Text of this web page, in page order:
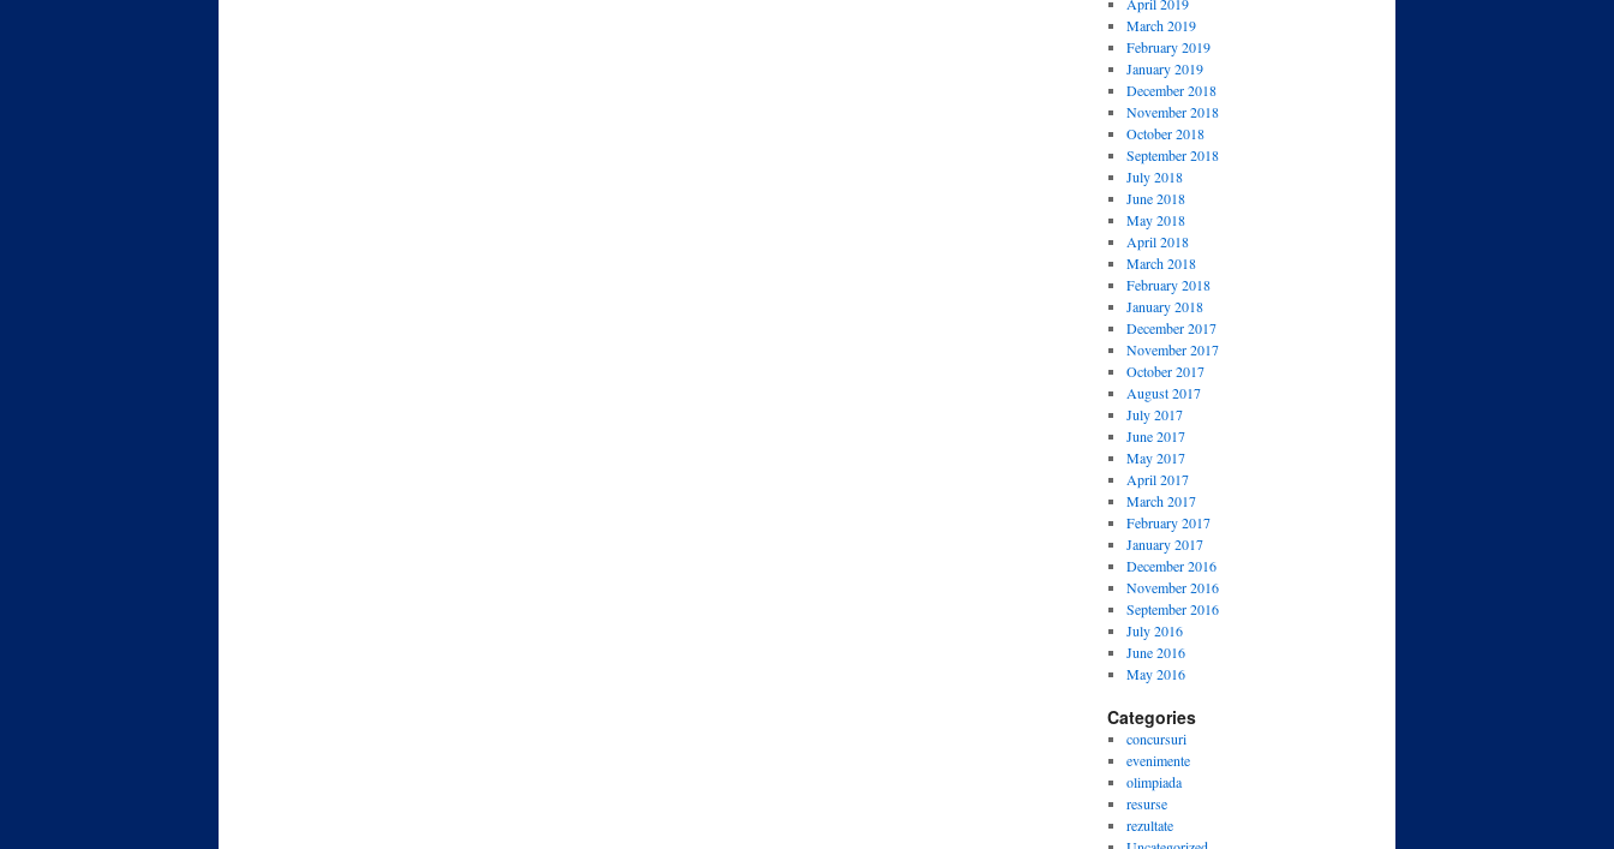
March 2019
February 2019
January 2019
December 2018
November 2018
October 2018
September 2018
July 2018
June 2018
May 2018
April 2018
March 2018
February 2018
January 2018
December 2017
November 2017
October 2017
August 2017
July 2017
June 2017
May 2017
April 2017
March 2017
February 2017
January 2017
December 2016
November 2016
September 2016
July 2016
June 2016
May 2016
Categories
concursuri
evenimente
olimpiada
resurse
rezultate